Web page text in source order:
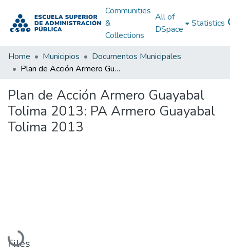
Communities
&
Collections
All of
DSpace
Statistics
Home Municipios
Documentos Municipales
Plan de Acción Armero Guayabal Tolima 2013: PA Armero Guayabal Tolima 2013
Plan de Acción Armero Guayabal
Tolima 2013: PA Armero Guayabal
Tolima 2013
Loading...
Files